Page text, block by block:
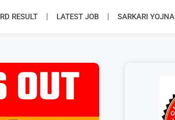
RESULT LATEST JOB SARKARI YOJNA